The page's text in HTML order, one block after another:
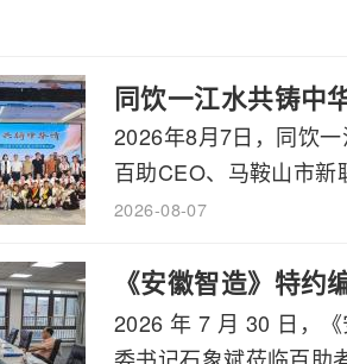
同饮一江水共铸中
2026年8月7日，同饮
百助CEO、马鞍山市新
2026-08-07
《安徽智造》特
书记石象斌莅临百
2026 年 7 月 30 日，
委书记石象斌莅临百助